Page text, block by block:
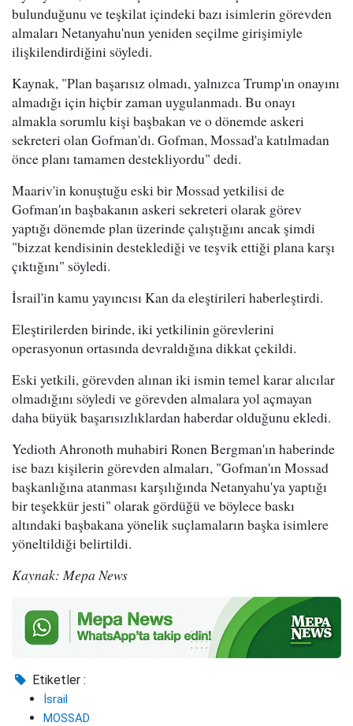
bulunduğunu ve teşkilat içindeki bazı isimlerin görevden
almaları Netanyahu'nun yeniden seçilme girişimiyle
ilişkilendirdiğini söyledi.
Kaynak, "Plan başarısız olmadı, yalnızca Trump'ın onayını
almadığı için hiçbir zaman uygulanmadı. Bu onayı
almakla sorumlu kişi başbakan ve o dönemde askeri
sekreteri olan Gofman'dı. Gofman, Mossad'a katılmadan
önce planı tamamen destekliyordu" dedi.
Maariv'in konuştuğu eski bir Mossad yetkilisi de
Gofman'ın başbakanın askeri sekreteri olarak görev
yaptığı dönemde plan üzerinde çalıştığını ancak şimdi
"bizzat kendisinin desteklediği ve teşvik ettiği plana karşı
çıktığını" söyledi.
İsrail'in kamu yayıncısı Kan da eleştirileri haberleştirdi.
Eleştirilerden birinde, iki yetkilinin görevlerini
operasyonun ortasında devraldığına dikkat çekildi.
Eski yetkili, görevden alınan iki ismin temel karar alıcılar
olmadığını söyledi ve görevden almalara yol açmayan
daha büyük başarısızlıklardan haberdar olduğunu ekledi.
Yedioth Ahronoth muhabiri Ronen Bergman'ın haberinde
ise bazı kişilerin görevden almaları, "Gofman'ın Mossad
başkanlığına atanması karşılığında Netanyahu'ya yaptığı
bir teşekkür jesti" olarak gördüğü ve böylece baskı
altındaki başbakana yönelik suçlamaların başka isimlere
yöneltildiği belirtildi.
Kaynak: Mepa News
Etiketler :
İsrail
MOSSAD